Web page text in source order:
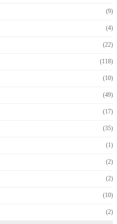
(9)
(4)
(22)
(118)
(10)
(49)
(17)
(35)
(1)
(2)
(2)
(10)
(2)